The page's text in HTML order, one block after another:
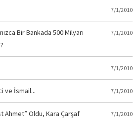
7/1/2010
Bir Bankada 500 Milyarı
7/1/2010
7/1/2010
ve İsmail... 7/1/2010
Ahmet” Oldu, Kara Çarşaf
7/1/2010